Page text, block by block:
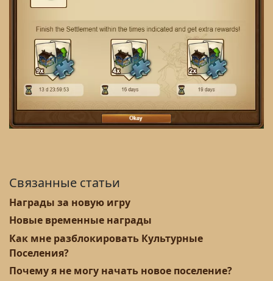
Связанные статьи
Награды за новую игру
Новые временные награды
Как мне разблокировать Культурные
Поселения?
Почему я не могу начать новое поселение?